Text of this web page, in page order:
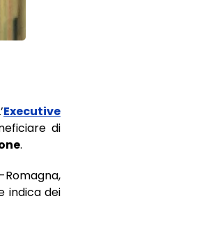
Executive
di
.
Romagna,
indica dei